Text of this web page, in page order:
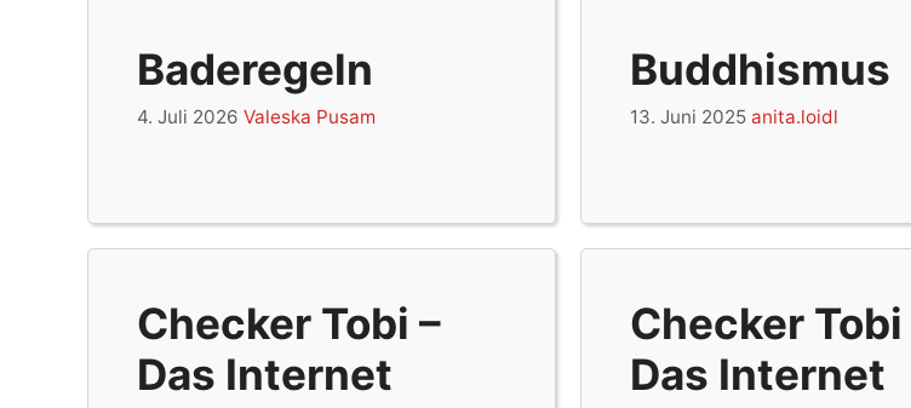
Baderegeln
4. Juli 2026 Valeska Pusam
Buddhismus
13. Juni 2025 anita.loidl
Checker Tobi –
Das Internet
Checker Tobi
Das Internet